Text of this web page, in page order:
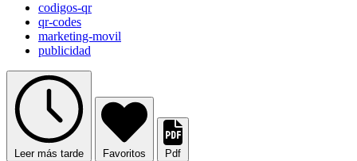
codigos-qr
qr-codes
marketing-movil
publicidad
Leer más tarde Favoritos Pdf